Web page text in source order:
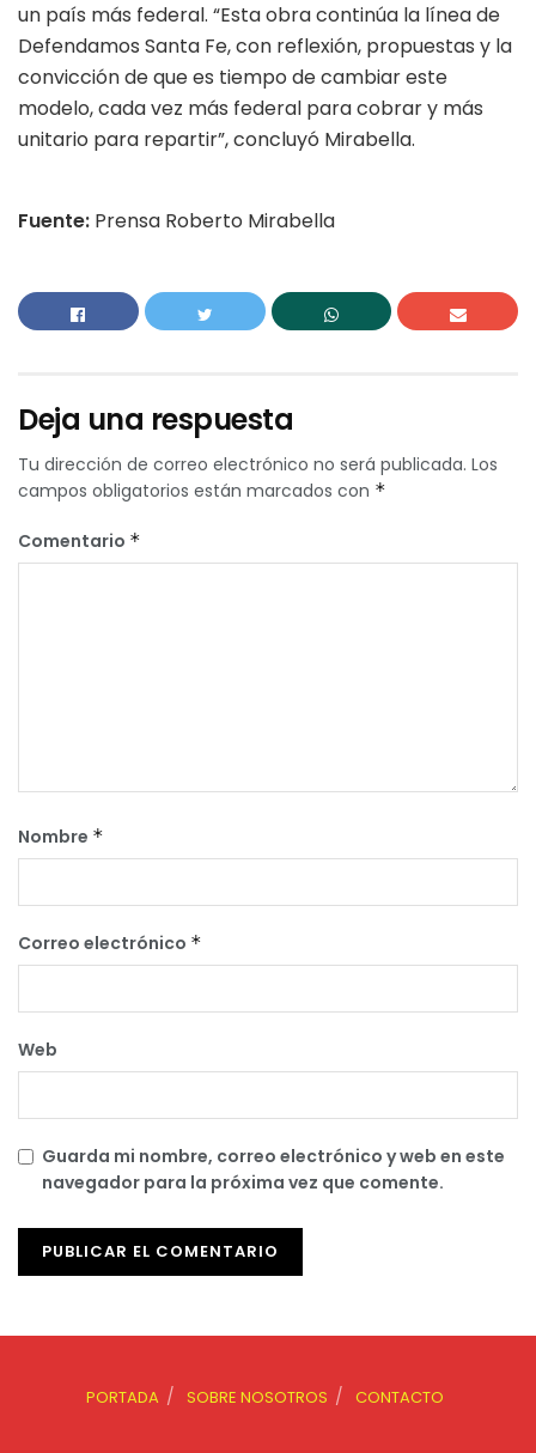
un país más federal. “Esta obra continúa la línea de
Defendamos Santa Fe, con reflexión, propuestas y la
convicción de que es tiempo de cambiar este
modelo, cada vez más federal para cobrar y más
unitario para repartir”, concluyó Mirabella.
Fuente: Prensa Roberto Mirabella
Deja una respuesta
Tu dirección de correo electrónico no será publicada. Los
campos obligatorios están marcados con *
Comentario *
Nombre *
Correo electrónico *
Web
Guarda mi nombre, correo electrónico y web en este
navegador para la próxima vez que comente.
PORTADA SOBRE NOSOTROS CONTACTO